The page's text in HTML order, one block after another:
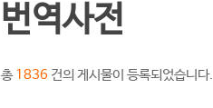
번역사전
총1836 건의 게시물이 등록되었습니다.